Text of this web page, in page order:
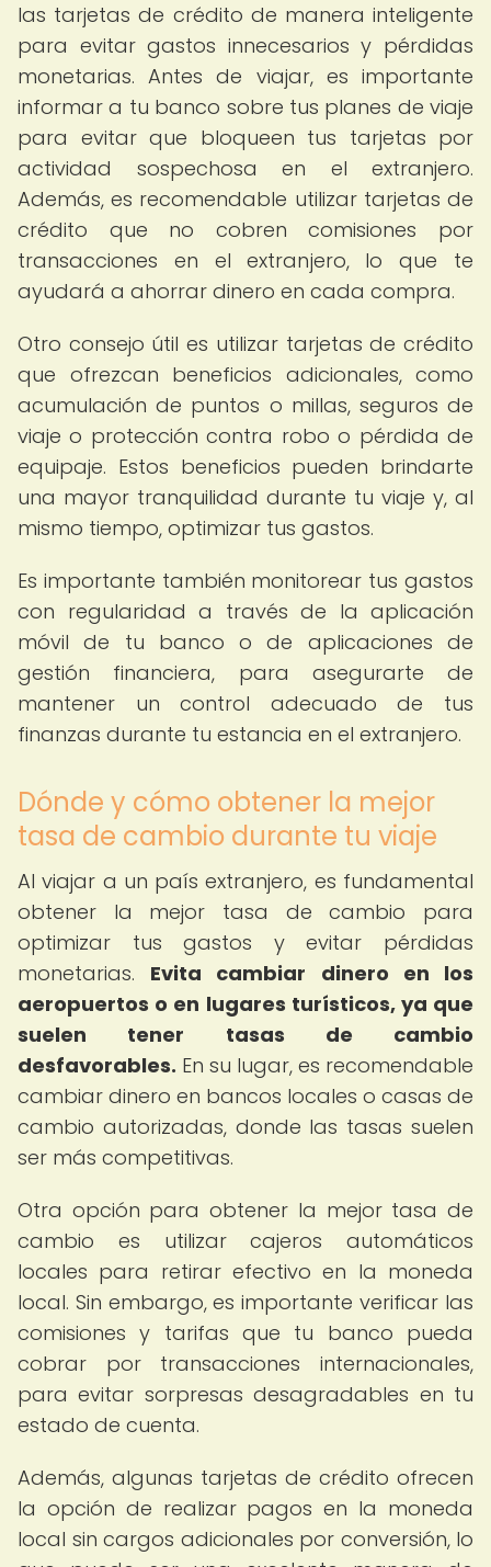
las tarjetas de crédito de manera inteligente
para evitar gastos innecesarios y pérdidas
monetarias. Antes de viajar, es importante
informar a tu banco sobre tus planes de viaje
para evitar que bloqueen tus tarjetas por
actividad sospechosa en el extranjero.
Además, es recomendable utilizar tarjetas de
crédito que no cobren comisiones por
transacciones en el extranjero, lo que te
ayudará a ahorrar dinero en cada compra.
Otro consejo útil es utilizar tarjetas de crédito
que ofrezcan beneficios adicionales, como
acumulación de puntos o millas, seguros de
viaje o protección contra robo o pérdida de
equipaje. Estos beneficios pueden brindarte
una mayor tranquilidad durante tu viaje y, al
mismo tiempo, optimizar tus gastos.
Es importante también monitorear tus gastos
con regularidad a través de la aplicación
móvil de tu banco o de aplicaciones de
gestión financiera, para asegurarte de
mantener un control adecuado de tus
finanzas durante tu estancia en el extranjero.
Dónde y cómo obtener la mejor
tasa de cambio durante tu viaje
Al viajar a un país extranjero, es fundamental
obtener la mejor tasa de cambio para
optimizar tus gastos y evitar pérdidas
monetarias. Evita cambiar dinero en los
aeropuertos o en lugares turísticos, ya que
suelen tener tasas de cambio
desfavorables. En su lugar, es recomendable
cambiar dinero en bancos locales o casas de
cambio autorizadas, donde las tasas suelen
ser más competitivas.
Otra opción para obtener la mejor tasa de
cambio es utilizar cajeros automáticos
locales para retirar efectivo en la moneda
local. Sin embargo, es importante verificar las
comisiones y tarifas que tu banco pueda
cobrar por transacciones internacionales,
para evitar sorpresas desagradables en tu
estado de cuenta.
Además, algunas tarjetas de crédito ofrecen
la opción de realizar pagos en la moneda
local sin cargos adicionales por conversión, lo